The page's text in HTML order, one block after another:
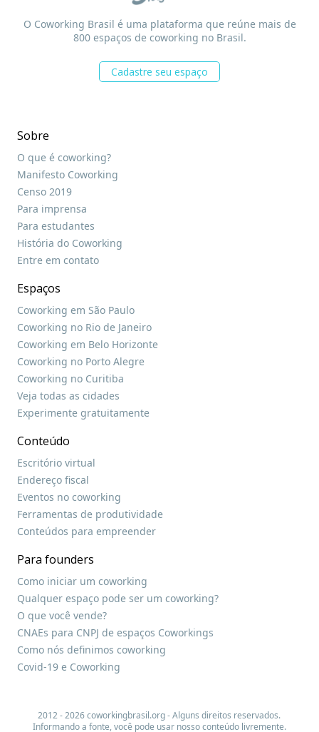
O Coworking Brasil é uma plataforma que reúne mais de
800 espaços de coworking no Brasil.
Cadastre seu espaço
Sobre
O que é coworking?
Manifesto Coworking
Censo 2019
Para imprensa
Para estudantes
História do Coworking
Entre em contato
Espaços
Coworking em São Paulo
Coworking no Rio de Janeiro
Coworking em Belo Horizonte
Coworking no Porto Alegre
Coworking no Curitiba
Veja todas as cidades
Experimente gratuitamente
Conteúdo
Escritório virtual
Endereço fiscal
Eventos no coworking
Ferramentas de produtividade
Conteúdos para empreender
Para founders
Como iniciar um coworking
Qualquer espaço pode ser um coworking?
O que você vende?
CNAEs para CNPJ de espaços Coworkings
Como nós definimos coworking
Covid-19 e Coworking
2012 - 2026 coworkingbrasil.org - Alguns direitos reservados.
Informando a fonte, você pode usar nosso conteúdo livremente.